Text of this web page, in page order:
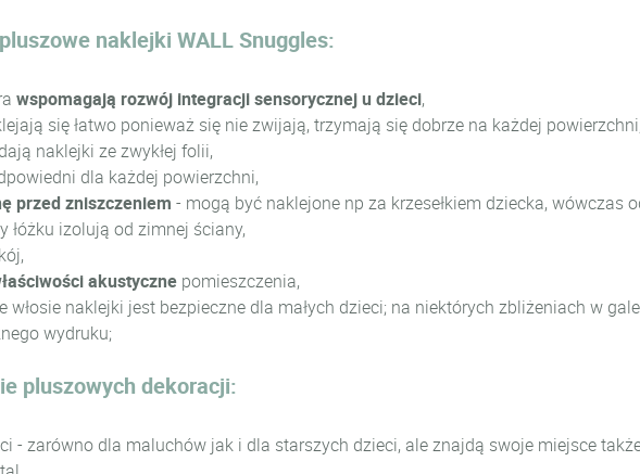
naklejki WALL Snuggles:
wspomagają rozwój integracji sensorycznej u dzieci,
się łatwo ponieważ się nie zwijają, trzymają się dobrze na każdej
naklejki ze zwykłej folii,
dla każdej powierzchni,
przed zniszczeniem - mogą być naklejone np za krzesełkiem dziecka, wówczas
łóżku izolują od zimnej ściany,
akustyczne pomieszczenia,
włosie naklejki jest bezpieczne dla małych dzieci; na niektórych zbliżeniach w
wydruku;
pluszowych dekoracji:
- zarówno dla maluchów jak i dla starszych dzieci, ale znajdą swoje miejsce